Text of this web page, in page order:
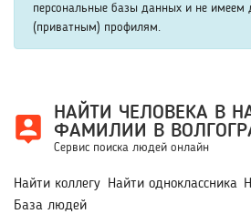
помогают быстрее получить точные
персональные базы данных и не имеем
(приватным) профилям.
НАЙТИ ЧЕЛОВЕКА В
ФАМИЛИИ В
Сервис поиска людей онлайн
Найти коллегу Найти одноклассника
База людей